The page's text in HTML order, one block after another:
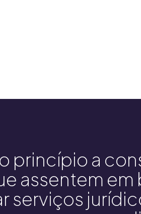
princípio a
assentem em
serviços